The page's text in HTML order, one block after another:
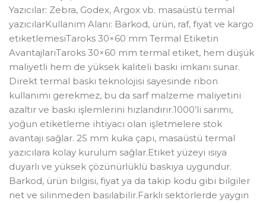
Yazıcılar: Zebra, Godex, Argox vb. masaüstü termal
yazıcılarKullanım Alanı: Barkod, ürün, raf, fiyat ve kargo
etiketlemesiTaroks 30×60 mm Termal Etiketin
AvantajlarıTaroks 30×60 mm termal etiket, hem düşük
maliyetli hem de yüksek kaliteli baskı imkanı sunar.
Direkt termal baskı teknolojisi sayesinde ribon
kullanımı gerekmez, bu da sarf malzeme maliyetini
azaltır ve baskı işlemlerini hızlandırır.1000’li sarımı,
yoğun etiketleme ihtiyacı olan işletmelere stok
avantajı sağlar. 25 mm kuka çapı, masaüstü termal
yazıcılara kolay kurulum sağlar.Etiket yüzeyi ısıya
duyarlı ve yüksek çözünürlüklü baskıya uygundur.
Barkod, ürün bilgisi, fiyat ya da takip kodu gibi bilgiler
net ve silinmeden basılabilir.Farklı sektörlerde yaygın